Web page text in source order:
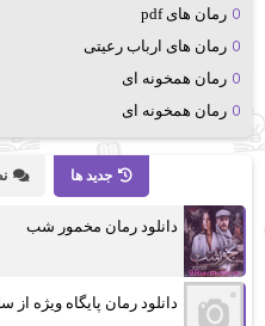
رمان های pdf
رمان های ارباب رعیتی
رمان همخونه ای
رمان همخونه ای
جدید ها
دانلود رمان مخمور شب
دانلود رمان پایگاه ویژه